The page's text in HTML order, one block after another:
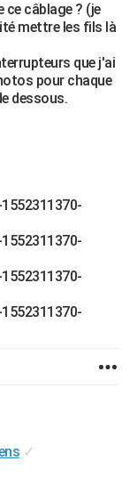
câblage ? (je
mettre les fils là
que j'ai
pour chaque
dessous.
✓